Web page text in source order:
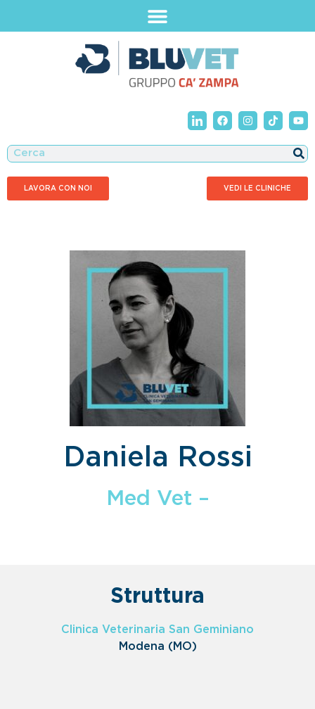
LAVORA CON NOI VEDI LE CLINICHE
Daniela Rossi
Med Vet –
Struttura
Clinica Veterinaria San Geminiano
Modena (MO)